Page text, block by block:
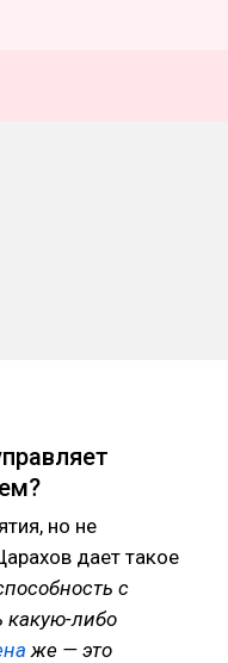
но не
дает такое
с
какую-либо
же — это